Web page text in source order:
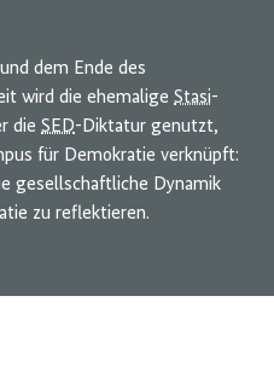
dem Ende des
wird die ehemalige Stasi-
die SED-Diktatur genutzt,
für Demokratie verknüpft:
gesellschaftliche Dynamik
zu reflektieren.